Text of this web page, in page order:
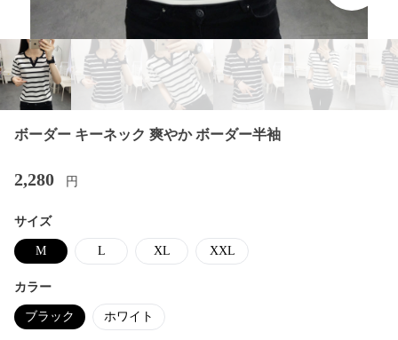
ボーダー キーネック 爽やか ボーダー半袖
2,280 円
サイズ
M L XL XXL
カラー
ブラック ホワイト